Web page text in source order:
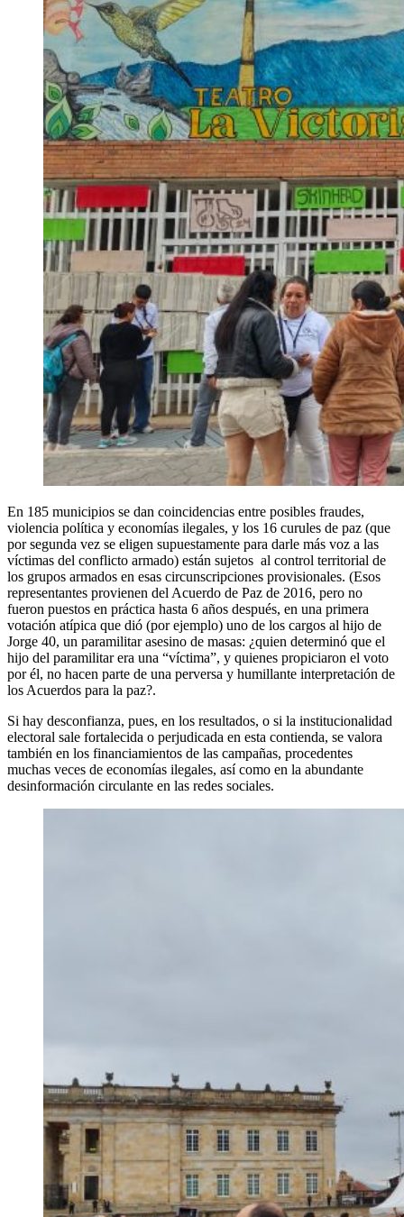
En 185 municipios se dan coincidencias entre posibles fraudes,
violencia política y economías ilegales, y los 16 curules de paz (que
por segunda vez se eligen supuestamente para darle más voz a las
víctimas del conflicto armado) están sujetos al control territorial de
los grupos armados en esas circunscripciones provisionales. (Esos
representantes provienen del Acuerdo de Paz de 2016, pero no
fueron puestos en práctica hasta 6 años después, en una primera
votación atípica que dió (por ejemplo) uno de los cargos al hijo de
Jorge 40, un paramilitar asesino de masas: ¿quien determinó que el
hijo del paramilitar era una “víctima”, y quienes propiciaron el voto
por él, no hacen parte de una perversa y humillante interpretación de
los Acuerdos para la paz?.
Si hay desconfianza, pues, en los resultados, o si la institucionalidad
electoral sale fortalecida o perjudicada en esta contienda, se valora
también en los financiamientos de las campañas, procedentes
muchas veces de economías ilegales, así como en la abundante
desinformación circulante en las redes sociales.